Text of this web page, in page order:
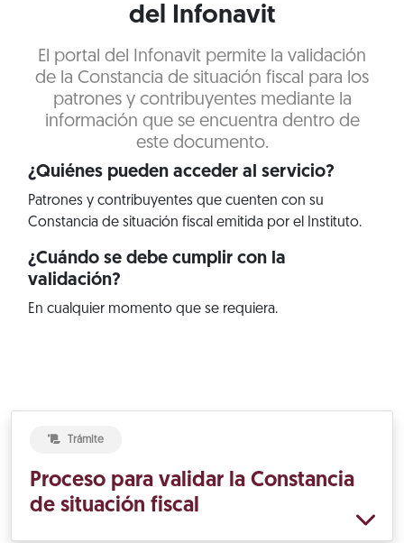
del Infonavit
El portal del Infonavit permite la validación
de la Constancia de situación fiscal para los
patrones y contribuyentes mediante la
información que se encuentra dentro de
este documento.
¿Quiénes pueden acceder al servicio?
Patrones y contribuyentes que cuenten con su
Constancia de situación fiscal emitida por el Instituto.
¿Cuándo se debe cumplir con la
validación?
En cualquier momento que se requiera.
Trámite
Proceso para validar la Constancia
de situación fiscal